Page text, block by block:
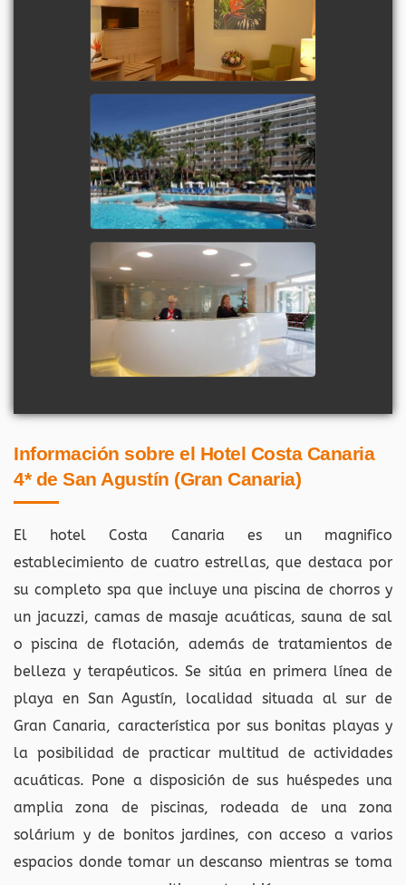
Información sobre el Hotel Costa Canaria
4* de San Agustín (Gran Canaria)
El hotel Costa Canaria es un magnifico
establecimiento de cuatro estrellas, que destaca por
su completo spa que incluye una piscina de chorros y
un jacuzzi, camas de masaje acuáticas, sauna de sal
o piscina de flotación, además de tratamientos de
belleza y terapéuticos. Se sitúa en primera línea de
playa en San Agustín, localidad situada al sur de
Gran Canaria, característica por sus bonitas playas y
la posibilidad de practicar multitud de actividades
acuáticas. Pone a disposición de sus huéspedes una
amplia zona de piscinas, rodeada de una zona
solárium y de bonitos jardines, con acceso a varios
espacios donde tomar un descanso mientras se toma